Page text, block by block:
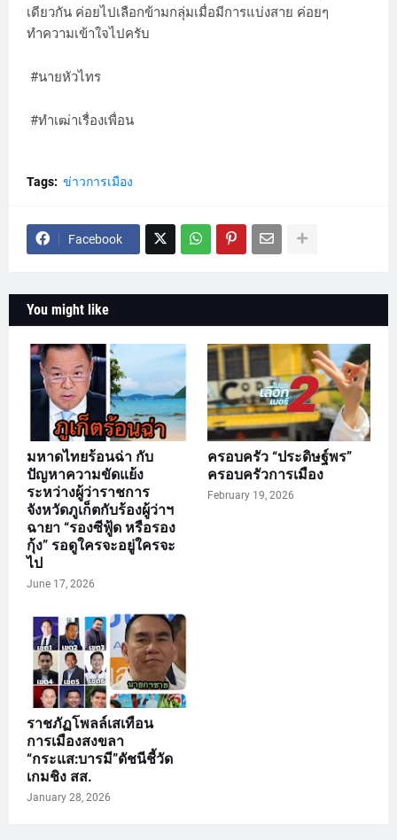
เดียวกัน ค่อยไปเลือกข้ามกลุ่มเมื่อมีการแบ่งสาย ค่อยๆ
ทำความเข้าใจไปครับ
#นายหัวไทร
#ทำเฒ่าเรื่องเพื่อน
Tags: ข่าวการเมือง
Facebook
You might like
มหาดไทยร้อนฉ่า กับ
ปัญหาความขัดแย้ง
ระหว่างผู้ว่าราชการ
จังหวัดภูเก็ตกับร้องผู้ว่าฯ
ฉายา “รองซีฟู้ด หรือรอง
กุ้ง” รอดูใครจะอยู่ใครจะ
ไป
June 17, 2026
ครอบครัว “ประดิษฐ์พร”
ครอบครัวการเมือง
February 19, 2026
ราชภัฏโพลล์เสเทือน
การเมืองสงขลา
“กระแส:บารมี”ดัชนีชี้วัด
เกมชิง สส.
January 28, 2026